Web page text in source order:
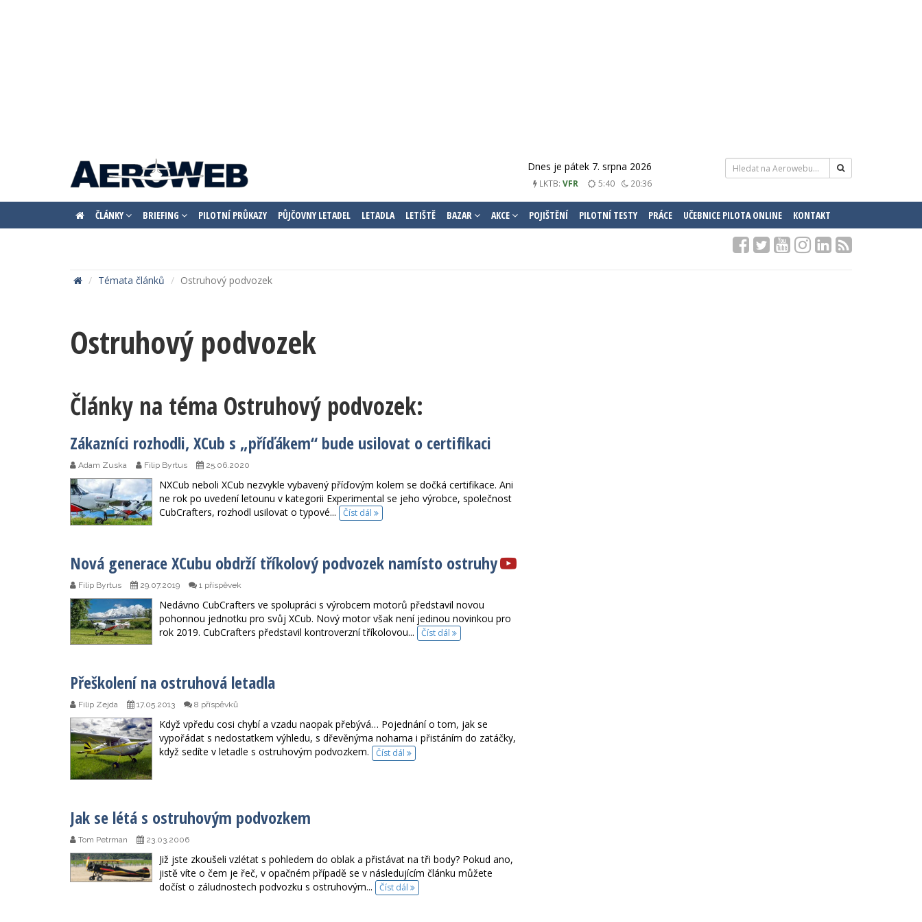
Dnes je pátek 7. srpna 2026
LKTB: VFR 5:40 20:36
ČLÁNKY BRIEFING PILOTNÍ PRŮKAZY PŮJČOVNY LETADEL LETADLA LETIŠTĚ BAZAR AKCE POJIŠTĚNÍ PILOTNÍ TESTY PRÁCE UČEBNICE PILOTA ONLINE KONTAKT
Témata článků Ostruhový podvozek
Ostruhový podvozek
Články na téma Ostruhový podvozek:
Zákazníci rozhodli, XCub s „příďákem“ bude usilovat o certifikaci
Adam Zuska Filip Byrtus 25.06.2020
NXCub neboli XCub nezvykle vybavený příďovým kolem se dočká certifikace. Ani
ne rok po uvedení letounu v kategorii Experimental se jeho výrobce, společnost
CubCrafters, rozhodl usilovat o typové...
Číst dál
Nová generace XCubu obdrží tříkolový podvozek namísto ostruhy
Filip Byrtus 29.07.2019 1 příspěvek
Nedávno CubCrafters ve spolupráci s výrobcem motorů představil novou
pohonnou jednotku pro svůj XCub. Nový motor však není jedinou novinkou pro
rok 2019. CubCrafters představil kontroverzní tříkolovou...
Číst dál
Přeškolení na ostruhová letadla
Filip Zejda 17.05.2013 8 příspěvků
Když vpředu cosi chybí a vzadu naopak přebývá… Pojednání o tom, jak se
vypořádat s nedostatkem výhledu, s dřevěnýma nohama i přistáním do zatáčky,
když sedíte v letadle s ostruhovým podvozkem.
Číst dál
Jak se létá s ostruhovým podvozkem
Tom Petrman 23.03.2006
Již jste zkoušeli vzlétat s pohledem do oblak a přistávat na tři body? Pokud ano,
jistě víte o čem je řeč, v opačném případě se v následujícím článku můžete
dočíst o záludnostech podvozku s ostruhovým...
Číst dál